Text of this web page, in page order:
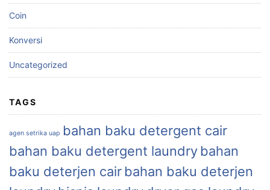
Coin
Konversi
Uncategorized
TAGS
agen setrika uap bahan baku detergent cair
bahan baku detergent laundry bahan
baku deterjen cair bahan baku deterjen